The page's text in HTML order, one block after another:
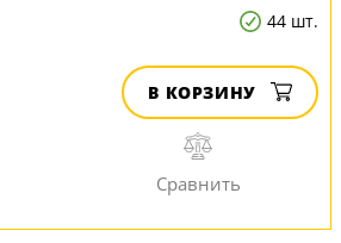
44 шт.
В КОРЗИНУ